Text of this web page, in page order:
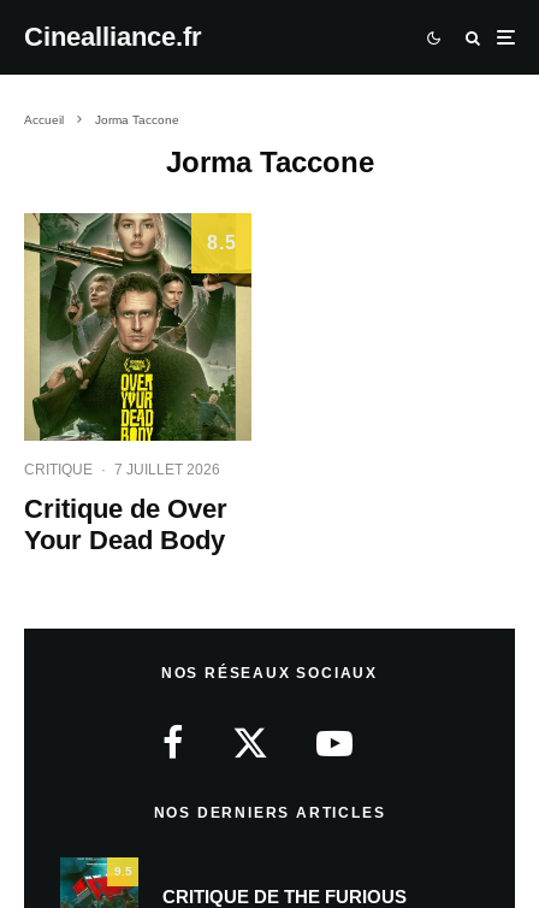
Cinealliance.fr
Accueil Jorma Taccone
Jorma Taccone
8.5
CRITIQUE · 7 JUILLET 2026
Critique de Over
Your Dead Body
NOS RÉSEAUX SOCIAUX
NOS DERNIERS ARTICLES
9.5
CRITIQUE DE THE FURIOUS